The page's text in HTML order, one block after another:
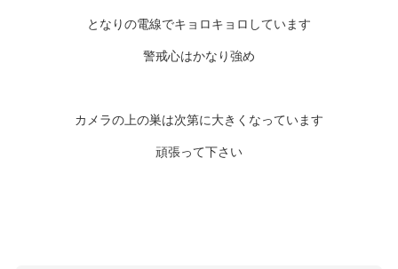
となりの電線でキョロキョロしています
警戒心はかなり強め
カメラの上の巣は次第に大きくなっています
頑張って下さい